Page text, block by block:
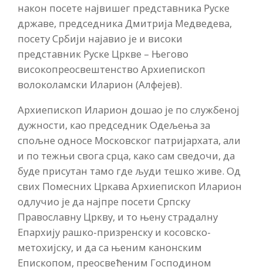
након посете највишег представника Руске
државе, председника Дмитрија Медведева,
посету Србији најавио је и високи
представник Руске Цркве – Његово
високопреосвештенство Архиепископ
волоколамски Иларион (Алфејев).
Архиепископ Иларион дошао је по службеној
дужности, као председник Одељења за
спољне односе Московског патријархата, али
и по тежњи свога срца, како сам сведочи, да
буде присутан тамо где људи тешко живе. Од
свих Помесних Цркава Архиепископ Иларион
одлучио је да најпре посети Српску
Православну Цркву, и то њену страдалну
Епархију рашко-призренску и косовско-
метохијску, и да са њеним канонским
Епископом, преосвећеним Господином